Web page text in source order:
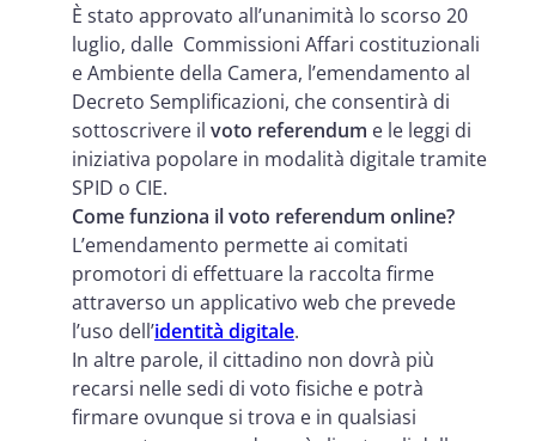
È stato approvato all’unanimità lo scorso 20
luglio, dalle Commissioni Affari costituzionali
e Ambiente della Camera, l’emendamento al
Decreto Semplificazioni, che consentirà di
sottoscrivere il voto referendum e le leggi di
iniziativa popolare in modalità digitale tramite
SPID o CIE.
Come funziona il voto referendum online?
L’emendamento permette ai comitati
promotori di effettuare la raccolta firme
attraverso un applicativo web che prevede
l’uso dell’identità digitale.
In altre parole, il cittadino non dovrà più
recarsi nelle sedi di voto fisiche e potrà
firmare ovunque si trova e in qualsiasi